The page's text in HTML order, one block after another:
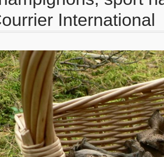
International